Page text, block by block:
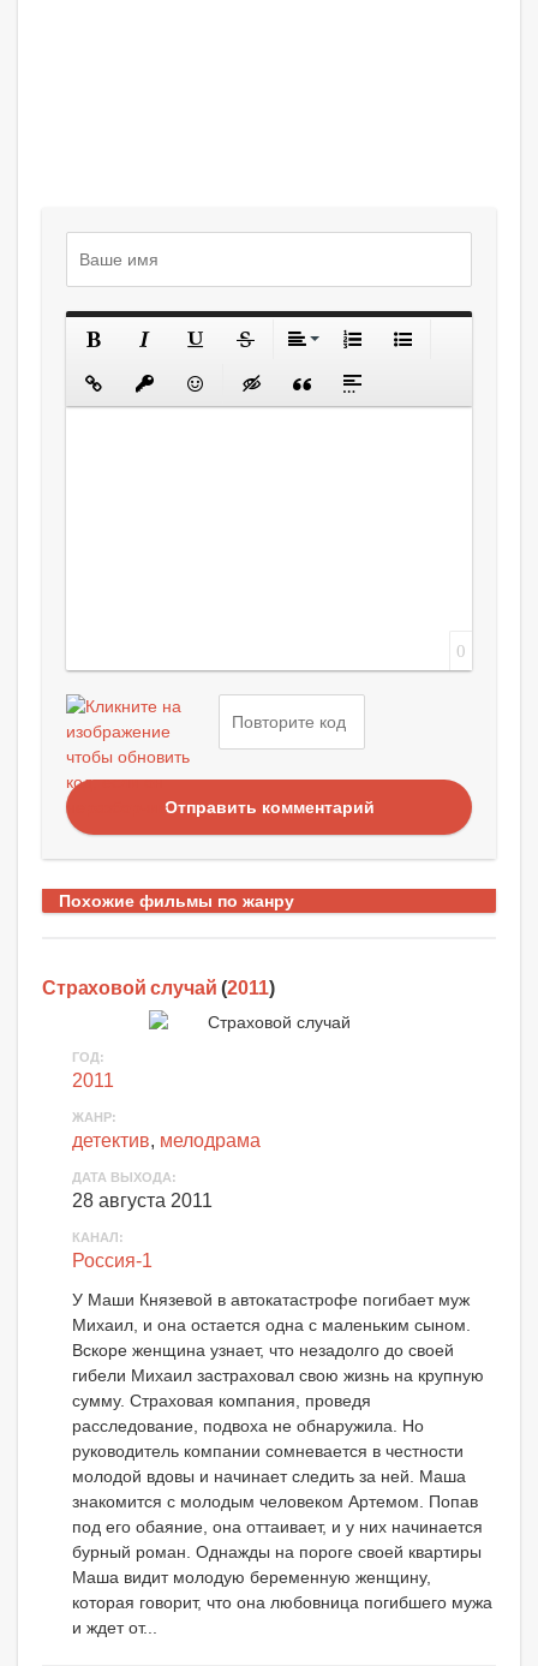
0
Отправить комментарий
Похожие фильмы по жанру
Страховой случай (2011)
ГОД:
2011
ЖАНР:
детектив, мелодрама
ДАТА ВЫХОДА:
28 августа 2011
КАНАЛ:
Россия-1
У Маши Князевой в автокатастрофе погибает муж
Михаил, и она остается одна с маленьким сыном.
Вскоре женщина узнает, что незадолго до своей
гибели Михаил застраховал свою жизнь на крупную
сумму. Страховая компания, проведя
расследование, подвоха не обнаружила. Но
руководитель компании сомневается в честности
молодой вдовы и начинает следить за ней. Маша
знакомится с молодым человеком Артемом. Попав
под его обаяние, она оттаивает, и у них начинается
бурный роман. Однажды на пороге своей квартиры
Маша видит молодую беременную женщину,
которая говорит, что она любовница погибшего мужа
и ждет от...